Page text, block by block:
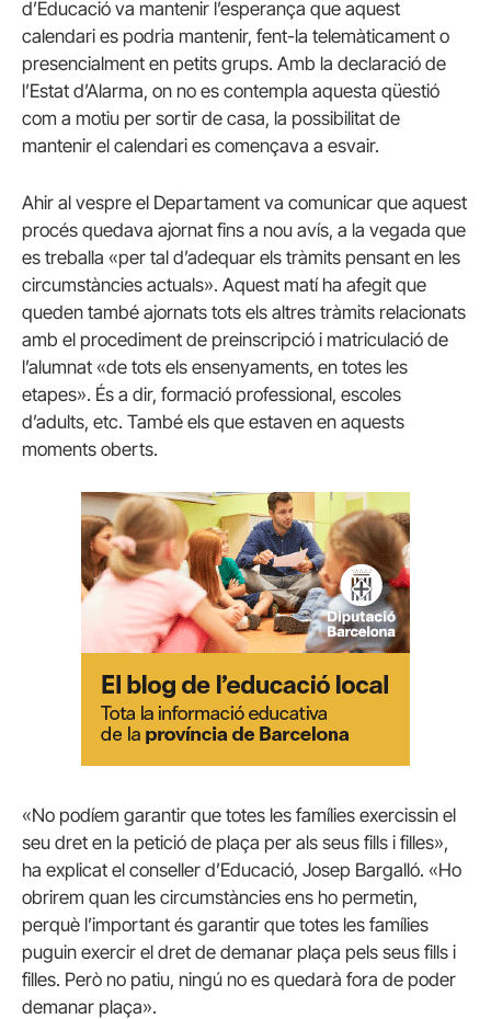
d’Educació va mantenir l’esperança que aquest
calendari es podria mantenir, fent-la telemàticament o
presencialment en petits grups. Amb la declaració de
l’Estat d’Alarma, on no es contempla aquesta qüestió
com a motiu per sortir de casa, la possibilitat de
mantenir el calendari es començava a esvair.
Ahir al vespre el Departament va comunicar que aquest
procés quedava ajornat fins a nou avís, a la vegada que
es treballa «per tal d’adequar els tràmits pensant en les
circumstàncies actuals». Aquest matí ha afegit que
queden també ajornats tots els altres tràmits relacionats
amb el procediment de preinscripció i matriculació de
l’alumnat «de tots els ensenyaments, en totes les
etapes». És a dir, formació professional, escoles
d’adults, etc. També els que estaven en aquests
moments oberts.
«No podíem garantir que totes les famílies exercissin el
seu dret en la petició de plaça per als seus fills i filles»,
ha explicat el conseller d’Educació, Josep Bargalló. «Ho
obrirem quan les circumstàncies ens ho permetin,
perquè l’important és garantir que totes les famílies
puguin exercir el dret de demanar plaça pels seus fills i
filles. Però no patiu, ningú no es quedarà fora de poder
demanar plaça».